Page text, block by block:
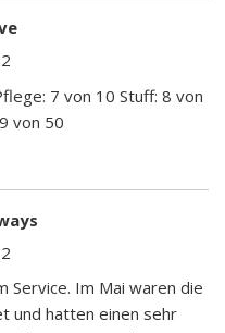
7 von 10 Stuff: 8 von
von 50
Service. Im Mai waren die
und hatten einen sehr